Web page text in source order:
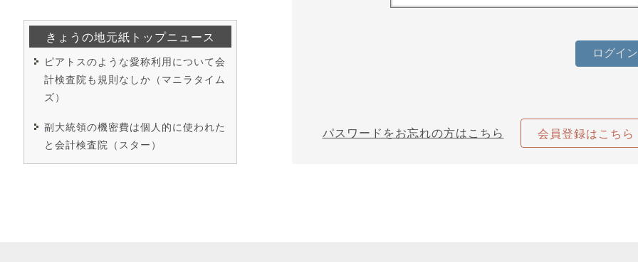
きょうの地元紙トップニュース
ピアトスのような愛称利用について会
計検査院も規則なしか（マニラタイム
ズ）
副大統領の機密費は個人的に使われた
と会計検査院（スター）
パスワードをお忘れの方はこちら 会員登録はこちら